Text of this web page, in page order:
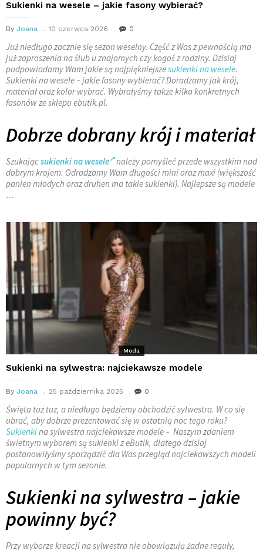
Sukienki na wesele – jakie fasony wybierać?
By Joana 10 czerwca 2026 0
Już niedługo zacznie się sezon weselny. Część z Was z pewnością ma
już zaproszenia na ślub u znajomych czy kogoś z rodziny. Dzisiaj
podpowiadamy Wam jakie są najpiękniejszesukienki na wesele.
Sukienki na wesele – jakie fasony wybierać? Doradzamy jak krój,
materiał oraz kolor wybrać. Wybrałyśmy także kilka konkretnych
fasonów ze sklepu ebutik.pl.
Dobrze dobrany krój i materiał
Szukając sukienki na wesele należy pomyśleć przede wszystkim nad
dobrym krojem. Odradzamy Wam długości mini oraz maxi (większość
panien młodych oraz druhen ma takie sukienki). Najlepsze są modele
…
Moda
Sukienki na sylwestra: najciekawsze modele
By Joana 25 października 2025 0
Święta tuż tuż, a niedługo będziemy obchodzić sylwestra. W co się
ubrać, aby dobrze prezentować się w ostatnią noc tego roku?
Sukienkina sylwestra najciekawsze modele – Naszym zdaniem
świetnym wyborem są sukienki z eButik, dlatego dzisiaj
postanowiłyśmy sporządzić dla Was przegląd najciekawszych modeli
popularnych w tym sezonie.
Sukienki na sylwestra – jakie
powinny być?
Przy wyborze kreacji na sylwestra nie obowiązują żadne reguły,